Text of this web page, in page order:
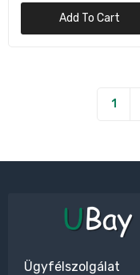
Add To Cart
1
Ügyfélszolgálat